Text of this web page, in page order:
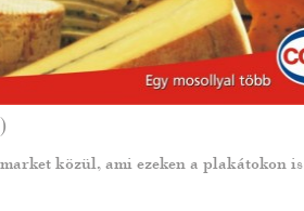
közül, ami ezeken a plakátokon is